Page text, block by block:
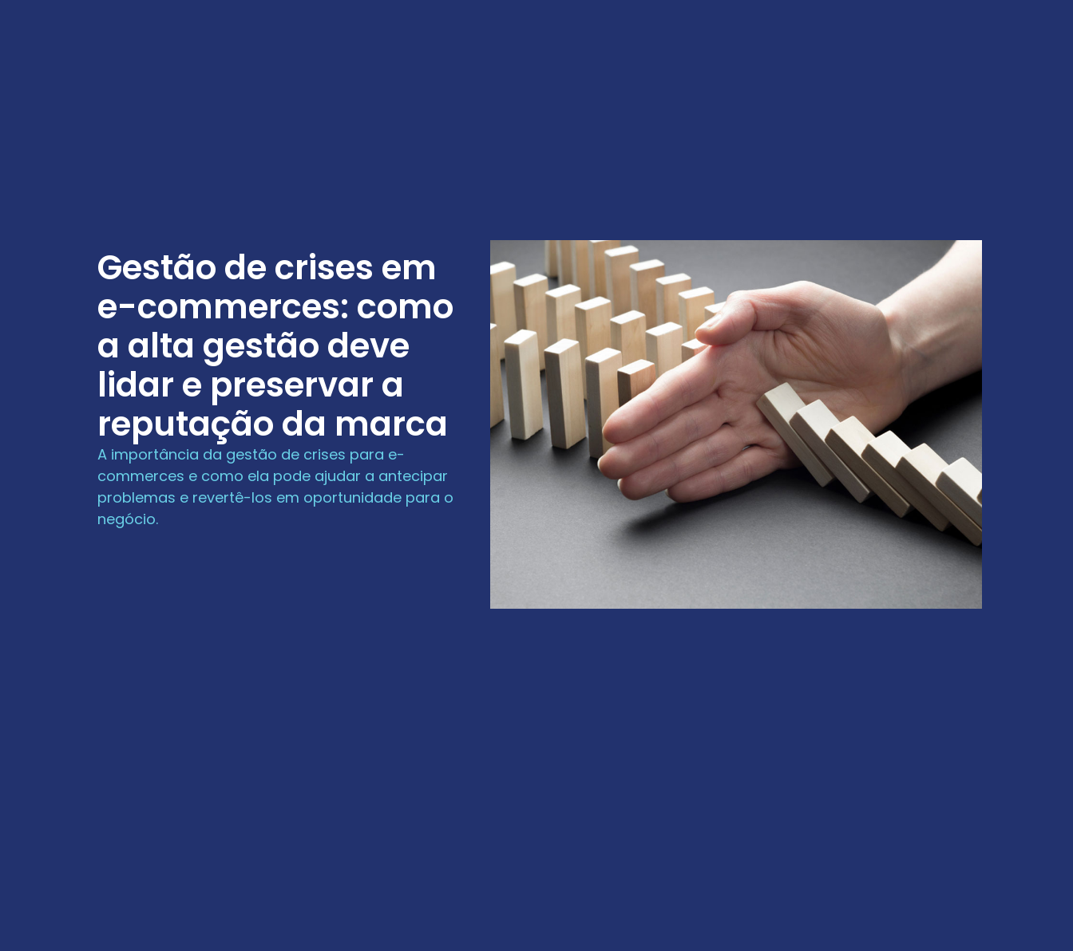
Gestão de crises em
e-commerces: como
a alta gestão deve
lidar e preservar a
reputação da marca
A importância da gestão de crises para e-
commerces e como ela pode ajudar a antecipar
problemas e revertê-los em oportunidade para o
negócio.